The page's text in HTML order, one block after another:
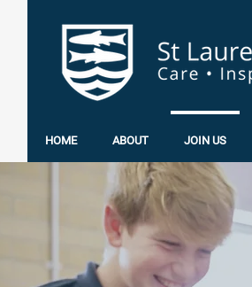
HOME ABOUT JOIN US